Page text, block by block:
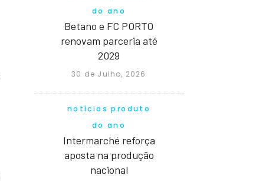
do ano
Betano e FC PORTO
renovam parceria até
2029
30 de Julho, 2026
notícias produto
do ano
Intermarché reforça
aposta na produção
nacional